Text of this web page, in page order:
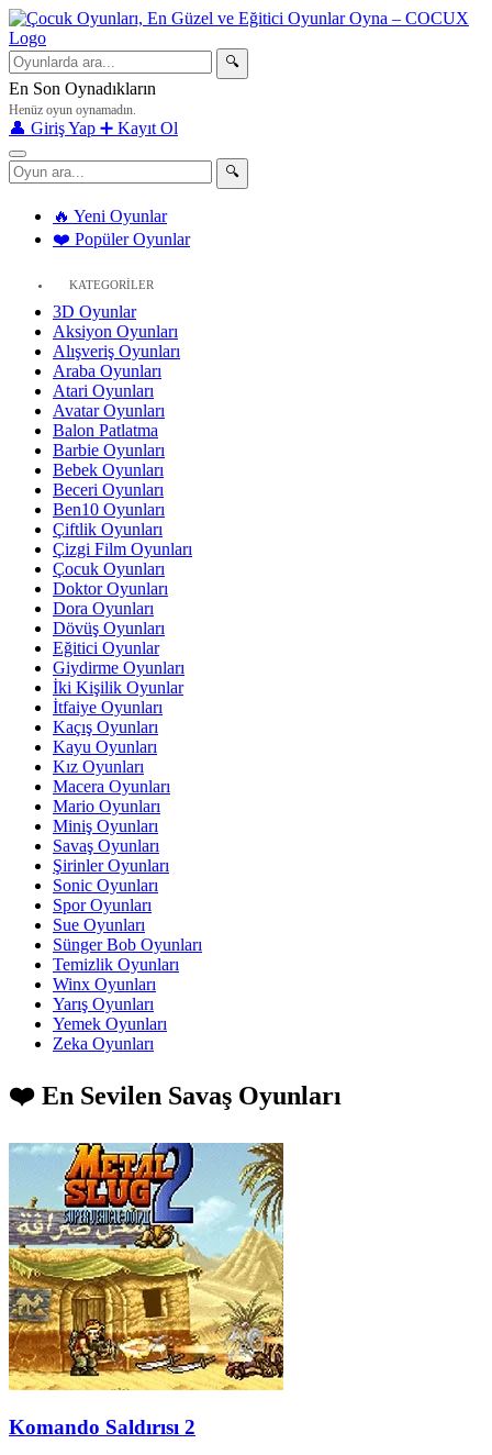
🔍
En Son Oynadıkların
Henüz oyun oynamadın.
👤 Giriş Yap ➕ Kayıt Ol
🔍
🔥 Yeni Oyunlar
❤️ Popüler Oyunlar
KATEGORİLER
3D Oyunlar
Aksiyon Oyunları
Alışveriş Oyunları
Araba Oyunları
Atari Oyunları
Avatar Oyunları
Balon Patlatma
Barbie Oyunları
Bebek Oyunları
Beceri Oyunları
Ben10 Oyunları
Çiftlik Oyunları
Çizgi Film Oyunları
Çocuk Oyunları
Doktor Oyunları
Dora Oyunları
Dövüş Oyunları
Eğitici Oyunlar
Giydirme Oyunları
İki Kişilik Oyunlar
İtfaiye Oyunları
Kaçış Oyunları
Kayu Oyunları
Kız Oyunları
Macera Oyunları
Mario Oyunları
Miniş Oyunları
Savaş Oyunları
Şirinler Oyunları
Sonic Oyunları
Spor Oyunları
Sue Oyunları
Sünger Bob Oyunları
Temizlik Oyunları
Winx Oyunları
Yarış Oyunları
Yemek Oyunları
Zeka Oyunları
❤️ En Sevilen Savaş Oyunları
Komando Saldırısı 2